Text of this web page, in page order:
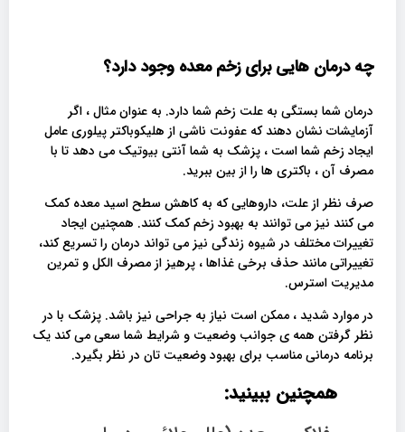
چه درمان هایی برای زخم معده وجود دارد؟
درمان شما بستگی به علت زخم شما دارد. به عنوان مثال ، اگر
آزمایشات نشان دهند که عفونت ناشی از هلیکوباکتر پیلوری عامل
ایجاد زخم شما است ، پزشک به شما آنتی بیوتیک می دهد تا با
مصرف آن ، باکتری ها را از بین ببرید.
صرف نظر از علت، داروهایی که به کاهش سطح اسید معده کمک
می کنند نیز می توانند به بهبود زخم کمک کنند. همچنین ایجاد
تغییرات مختلف در شیوه زندگی نیز می تواند درمان را تسریع کند،
تغییراتی مانند حذف برخی غذاها ، پرهیز از مصرف الکل و تمرین
مدیریت استرس.
در موارد شدید ، ممکن است نیاز به جراحی نیز باشد. پزشک با در
نظر گرفتن همه ی جوانب وضعیت و شرایط شما سعی می کند یک
برنامه درمانی مناسب برای بهبود وضعیت تان در نظر بگیرد.
همچنین ببینید: